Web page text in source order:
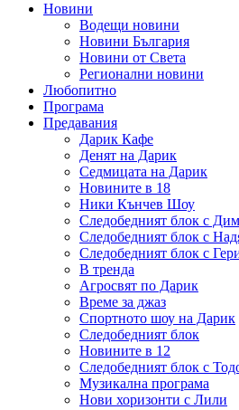
Новини
Водещи новини
Новини България
Новини от Света
Регионални новини
Любопитно
Програма
Предавания
Дарик Кафе
Денят на Дарик
Седмицата на Дарик
Новините в 18
Ники Кънчев Шоу
Следобедният блок с
Следобедният блок с
Следобедният блок с
В тренда
Агросвят по Дарик
Време за джаз
Спортното шоу на Дарик
Следобедният блок
Новините в 12
Следобедният блок с
Музикална програма
Нови хоризонти с Лили